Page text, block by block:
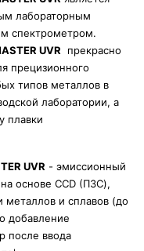
лабораторным
спектрометром.
UVR прекрасно
прецизионного
типов металлов в
лаборатории, а
плавки
UVR - эмиссионный
основе CCD (ПЗС),
металлов и сплавов (до
добавление
после ввода